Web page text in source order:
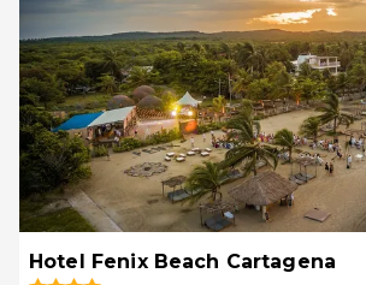
Hotel Fenix Beach Cartagena